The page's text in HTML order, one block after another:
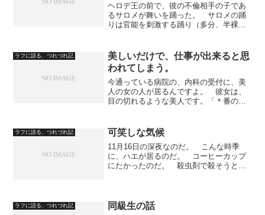
ヘロデ王の前で、彼の不倫相手の子であ
るサロメが舞いを踊った。 サロメの踊
りは官能を刺激する踊り（多分、半裸だ
して、満足のあまり、「何でも、望む物
は与えてつかわす。申して...
ラフに語る、つれづれ記
美しいだけで、仕事が出来ると思
われてしまう。
今通っている病院の、内科の受付に、美
人の女の人が居るんですよ。 彼女は、
目の切れるような美人です。「＊番の
まう。 彼女の言うことに間違いはな
い、と思ってしまうのです。 ...
ラフに語る、つれづれ記 可笑しな気候
11月16日の深夜なのだ。 こんな時季
に、ハエが居るのだ。 コーヒーカップ
にたかったのだ。 殺虫剤で殺そうと、
を入れているコップにも...
ラフに語る、つれづれ記 同級生の話